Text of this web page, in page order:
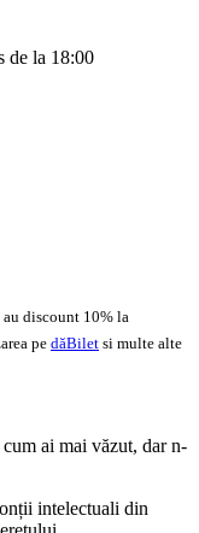
de la 18:00
discount 10% la
pe dăBilet si multe alte
ai mai văzut, dar n-
intelectuali din